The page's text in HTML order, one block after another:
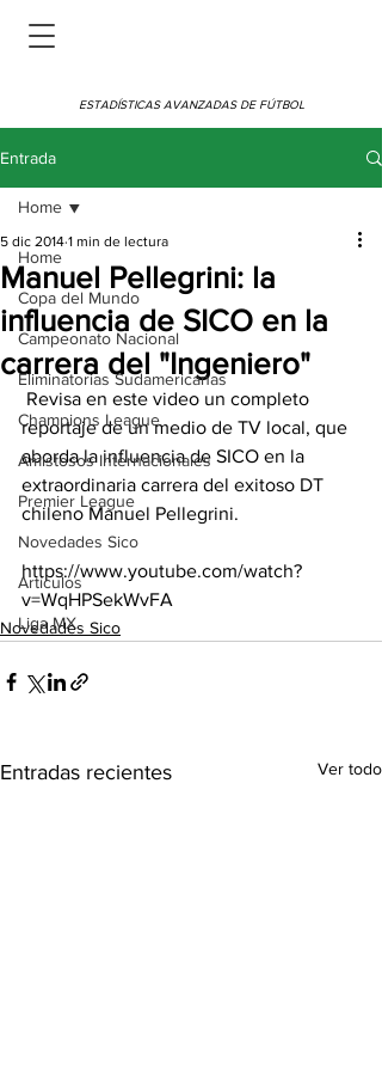
ESTADÍSTICAS AVANZADAS DE FÚTBOL
Entrada
Home
Copa del Mundo
Campeonato Nacional
Eliminatorias Sudamericanas
Champions League
Amistosos Internacionales
Premier League
Novedades Sico
Artículos
Liga MX
Home
Manuel Pellegrini: la
influencia de SICO en la
carrera del "Ingeniero"
5 dic 2014 1 min de lectura
reportaje de un medio de TV local, que
aborda la influencia de SICO en la
extraordinaria carrera del exitoso DT
chileno Manuel Pellegrini.
https://www.youtube.com/watch?
v=WqHPSekWvFA
Novedades Sico
Entradas recientes Ver todo